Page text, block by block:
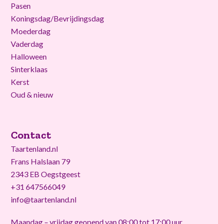
Pasen
Koningsdag/Bevrijdingsdag
Moederdag
Vaderdag
Halloween
Sinterklaas
Kerst
Oud & nieuw
Contact
Taartenland.nl
Frans Halslaan 79
2343 EB Oegstgeest
+31 647566049
info@taartenland.nl
Maandag – vrijdag geopend van 08:00 tot 17:00 uur.